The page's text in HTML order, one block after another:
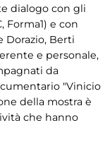
dialogo con gli
e con
Dorazio, Berti
e personale,
da
"Vinicio
della mostra è
che hanno